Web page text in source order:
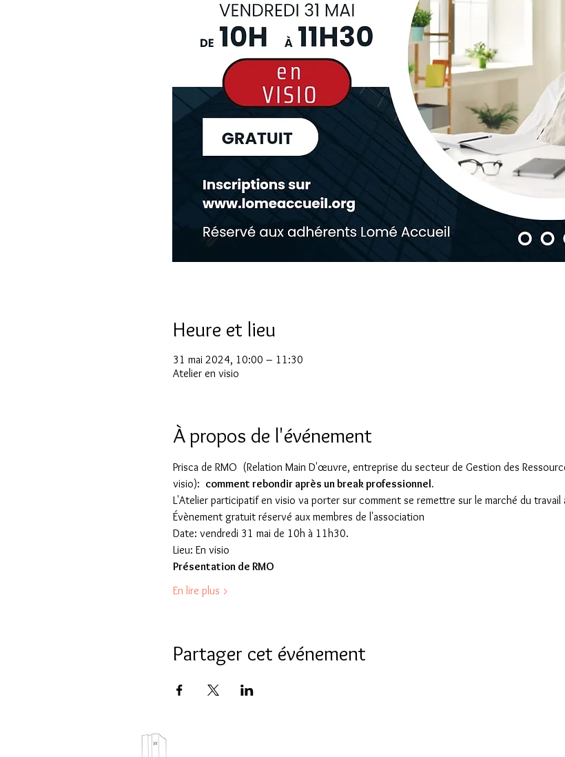
Heure et lieu
31 mai 2024, 10:00 – 11:30
Atelier en visio
À propos de l'événement
Prisca de RMO  (Relation Main D'œuvre, entreprise du secteur de Gestion des
visio): comment rebondir après un break professionnel.
L'Atelier participatif en visio va porter sur comment se remettre sur le marché du travail
Évènement gratuit réservé aux membres de l'association
Date: vendredi 31 mai de 10h à 11h30.
Lieu: En visio
Présentation de RMO
En lire plus >
Partager cet événement